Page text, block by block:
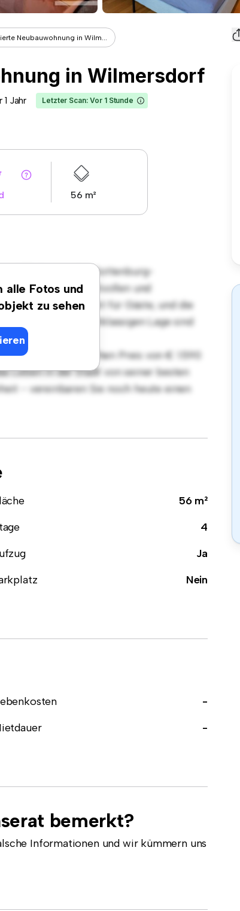
Neubauwohnung in Wilm...
in Wilmersdorf
1 Jahr Letzter Scan: Vor 1 Stunde
56 m²
alle Fotos und
zu sehen
10717 Berlin–Charlottenburg-
bietet einen stilvollen und
eignet sich perfekt für Gäste, und die
Dank der erstklassigen Lage sind
und
erschwinglichen Preis von € 1.590
Leben in der Stadt von seiner besten
- vereinbaren Sie noch heute einen
56 m²
4
Ja
Nein
-
-
bemerkt?
Informationen und wir kümmern uns